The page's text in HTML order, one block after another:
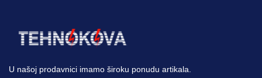
U našoj prodavnici imamo široku ponudu artikala.